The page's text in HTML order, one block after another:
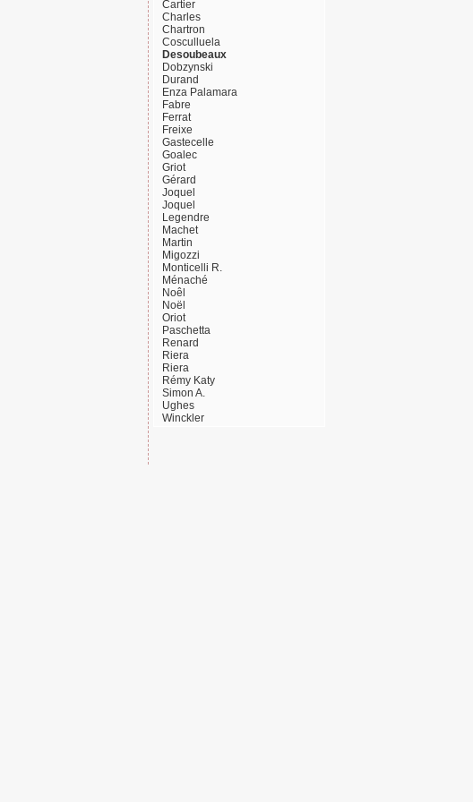
Cartier
Charles
Chartron
Cosculluela
Desoubeaux
Dobzynski
Durand
Enza Palamara
Fabre
Ferrat
Freixe
Gastecelle
Goalec
Griot
Gérard
Joquel
Joquel
Legendre
Machet
Martin
Migozzi
Monticelli R.
Ménaché
Noêl
Noël
Oriot
Paschetta
Renard
Riera
Riera
Rémy Katy
Simon A.
Ughes
Winckler